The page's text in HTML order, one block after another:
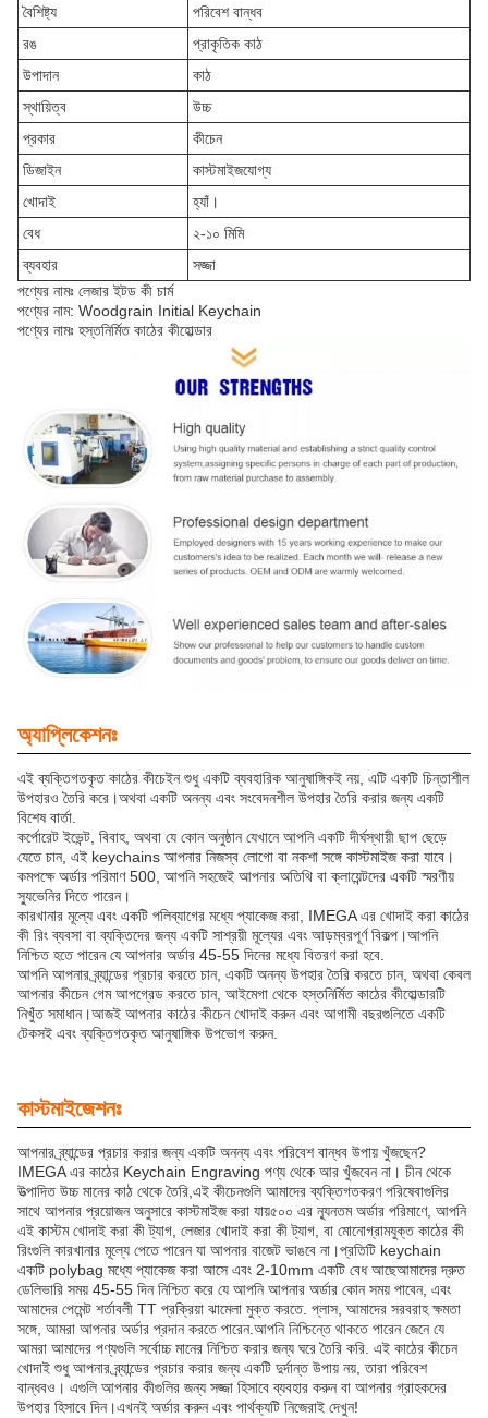
বৈশিষ্ট্য
পরিবেশ বান্ধব
রঙ
প্রাকৃতিক কাঠ
উপাদান
কাঠ
স্থায়িত্ব
উচ্চ
প্রকার
কীচেন
ডিজাইন
কাস্টমাইজযোগ্য
খোদাই
হ্যাঁ।
বেধ
২-১০ মিমি
ব্যবহার
সজ্জা
পণ্যের নামঃ লেজার ইটড কী চার্ম
পণ্যের নাম: Woodgrain Initial Keychain
পণ্যের নামঃ হস্তনির্মিত কাঠের কীহোল্ডার
অ্যাপ্লিকেশনঃ
এই ব্যক্তিগতকৃত কাঠের কীচেইন শুধু একটি ব্যবহারিক আনুষাঙ্গিকই নয়, এটি একটি চিন্তাশীল
উপহারও তৈরি করে।অথবা একটি অনন্য এবং সংবেদনশীল উপহার তৈরি করার জন্য একটি
বিশেষ বার্তা.
কর্পোরেট ইভেন্ট, বিবাহ, অথবা যে কোন অনুষ্ঠান যেখানে আপনি একটি দীর্ঘস্থায়ী ছাপ ছেড়ে
যেতে চান, এই keychains আপনার নিজস্ব লোগো বা নকশা সঙ্গে কাস্টমাইজ করা যাবে।
কমপক্ষে অর্ডার পরিমাণ 500, আপনি সহজেই আপনার অতিথি বা ক্লায়েন্টদের একটি স্মরণীয়
স্যুভেনির দিতে পারেন।
কারখানার মূল্যে এবং একটি পলিব্যাগের মধ্যে প্যাকেজ করা, IMEGA এর খোদাই করা কাঠের
কী রিং ব্যবসা বা ব্যক্তিদের জন্য একটি সাশ্রয়ী মূল্যের এবং আড়ম্বরপূর্ণ বিকল্প।আপনি
নিশ্চিত হতে পারেন যে আপনার অর্ডার 45-55 দিনের মধ্যে বিতরণ করা হবে.
আপনি আপনার ব্র্যান্ডের প্রচার করতে চান, একটি অনন্য উপহার তৈরি করতে চান, অথবা কেবল
আপনার কীচেন গেম আপগ্রেড করতে চান, আইমেগা থেকে হস্তনির্মিত কাঠের কীহোল্ডারটি
নিখুঁত সমাধান।আজই আপনার কাঠের কীচেন খোদাই করুন এবং আগামী বছরগুলিতে একটি
টেকসই এবং ব্যক্তিগতকৃত আনুষাঙ্গিক উপভোগ করুন.
কাস্টমাইজেশনঃ
আপনার ব্র্যান্ডের প্রচার করার জন্য একটি অনন্য এবং পরিবেশ বান্ধব উপায় খুঁজছেন?
IMEGA এর কাঠের Keychain Engraving পণ্য থেকে আর খুঁজবেন না। চীন থেকে
উত্পাদিত উচ্চ মানের কাঠ থেকে তৈরি,এই কীচেনগুলি আমাদের ব্যক্তিগতকরণ পরিষেবাগুলির
সাথে আপনার প্রয়োজন অনুসারে কাস্টমাইজ করা যায়৫০০ এর ন্যূনতম অর্ডার পরিমাণে, আপনি
এই কাস্টম খোদাই করা কী ট্যাগ, লেজার খোদাই করা কী ট্যাগ, বা মোনোগ্রামযুক্ত কাঠের কী
রিংগুলি কারখানার মূল্যে পেতে পারেন যা আপনার বাজেট ভাঙবে না।প্রতিটি keychain
একটি polybag মধ্যে প্যাকেজ করা আসে এবং 2-10mm একটি বেধ আছেআমাদের দ্রুত
ডেলিভারি সময় 45-55 দিন নিশ্চিত করে যে আপনি আপনার অর্ডার কোন সময় পাবেন, এবং
আমাদের পেমেন্ট শর্তাবলী TT প্রক্রিয়া ঝামেলা মুক্ত করতে. প্লাস, আমাদের সরবরাহ ক্ষমতা
সঙ্গে, আমরা আপনার অর্ডার প্রদান করতে পারেন.আপনি নিশ্চিন্তে থাকতে পারেন জেনে যে
আমরা আমাদের পণ্যগুলি সর্বোচ্চ মানের নিশ্চিত করার জন্য ঘরে তৈরি করি. এই কাঠের কীচেন
খোদাই শুধু আপনার ব্র্যান্ডের প্রচার করার জন্য একটি দুর্দান্ত উপায় নয়, তারা পরিবেশ
বান্ধবও। এগুলি আপনার কীগুলির জন্য সজ্জা হিসাবে ব্যবহার করুন বা আপনার গ্রাহকদের
উপহার হিসাবে দিন।এখনই অর্ডার করুন এবং পার্থক্যটি নিজেরাই দেখুন!